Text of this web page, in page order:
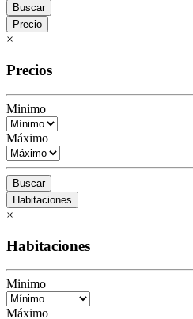
Buscar
Precio
×
Precios
Minimo
Máximo
Buscar
Habitaciones
×
Habitaciones
Minimo
Máximo